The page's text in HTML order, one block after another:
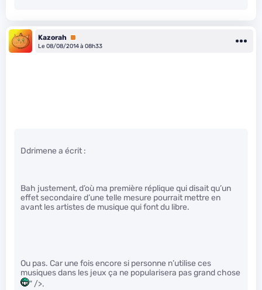
Kazorah Premium
Le 08/08/2014 à 08h33
Ddrimene a écrit :
Bah justement, d’où ma première réplique qui disait qu’un
effet secondaire d’une telle mesure pourrait mettre en
avant les artistes de musique qui font du libre.
Ou pas. Car une fois encore si personne n’utilise ces
musiques dans les jeux ça ne popularisera pas grand chose
" />.